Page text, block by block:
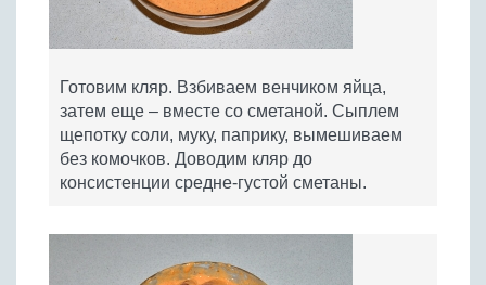
Готовим кляр. Взбиваем венчиком яйца,
затем еще – вместе со сметаной. Сыплем
щепотку соли, муку, паприку, вымешиваем
без комочков. Доводим кляр до
консистенции средне-густой сметаны.